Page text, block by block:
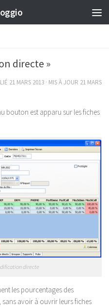
directe »
21 MARS 2013 · MIS À JOUR 21 MARS
bouton est apparu sur les fiches
directe
les pourcentages des
avoir à ouvrir leurs fiches